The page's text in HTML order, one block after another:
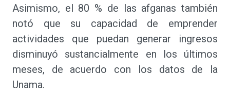
Asimismo, el 80 % de las afganas también
notó que su capacidad de emprender
actividades que puedan generar ingresos
disminuyó sustancialmente en los últimos
meses, de acuerdo con los datos de la
Unama.